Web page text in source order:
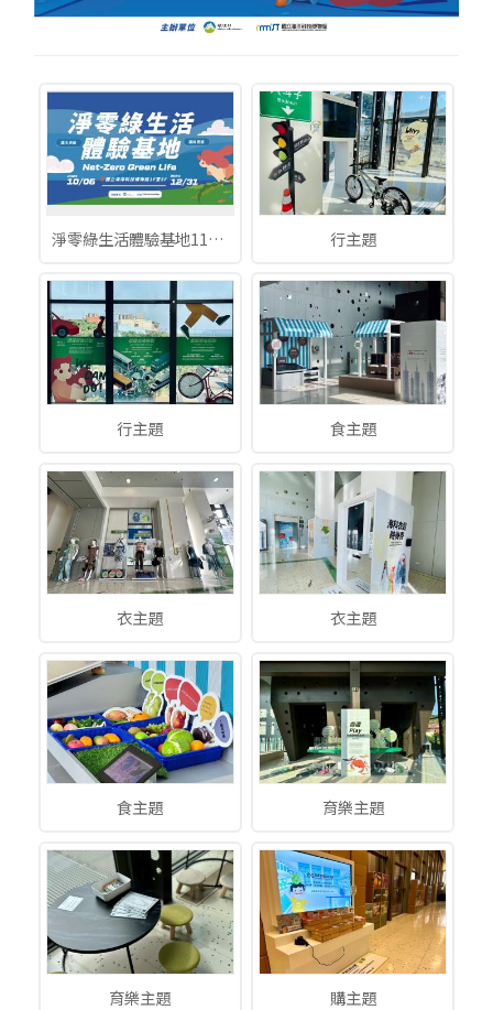
淨零綠生活體驗基地112/10/6-113/12/31 行主題
行主題 食主題
衣主題 衣主題
食主題 育樂主題
育樂主題 購主題